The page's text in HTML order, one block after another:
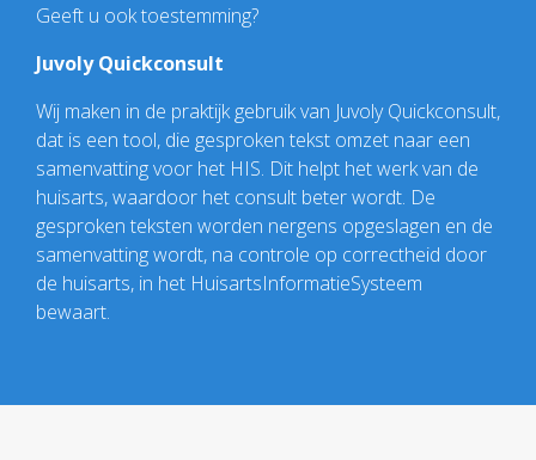
Geeft u ook toestemming?
Juvoly Quickconsult
Wij maken in de praktijk gebruik van Juvoly Quickconsult,
dat is een tool, die gesproken tekst omzet naar een
samenvatting voor het HIS. Dit helpt het werk van de
huisarts, waardoor het consult beter wordt. De
gesproken teksten worden nergens opgeslagen en de
samenvatting wordt, na controle op correctheid door
de huisarts, in het HuisartsInformatieSysteem
bewaart.